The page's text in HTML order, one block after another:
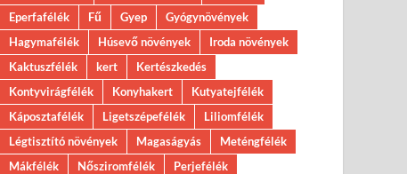
Eperfafélék
Fű Gyep
Gyógynövények
Hagymafélék
Húsevő növények
Iroda növények
Kaktuszfélék
kert
Kertészkedés
Kontyvirágfélék
Konyhakert
Kutyatejfélék
Káposztafélék
Ligetszépefélék
Liliomfélék
Légtisztító növények
Magaságyás
Meténgfélék
Mákfélék
Nősziromfélék
Perjefélék